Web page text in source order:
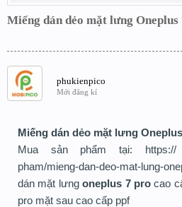
Miếng dán dẻo mặt lưng
phukienpico
Mới đăng kí
Miếng dán dẻo mặt lưng
Mua sản phẩm tại: https://
pham/mieng-dan-deo-mat-lung-
dán mặt lưngoneplus 7 procao
pro mặt sau cao cấp ppf